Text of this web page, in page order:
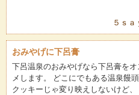
５ｓａ
おみやげに下呂膏
下呂温泉のおみやげなら下呂膏をオ
メします。 どこにでもある温泉饅
クッキーじゃ変り映えしないけど、